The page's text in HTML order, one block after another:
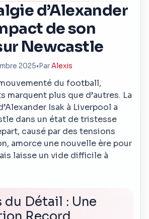
d’Alexander
de son
Newcastle
2025• ParAlexis
du football,
marquent plus que d’autres. La
Isak à Liverpool a
dans un état de tristesse
causé par des tensions
amorce une nouvelle ère pour
laisse un vide difficile à
du Détail : Une